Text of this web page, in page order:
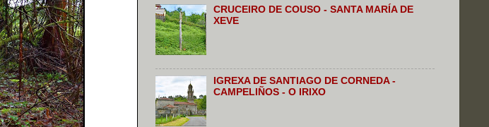
CRUCEIRO DE COUSO - SANTA MARÍA DE
XEVE
IGREXA DE SANTIAGO DE CORNEDA -
CAMPELIÑOS - O IRIXO